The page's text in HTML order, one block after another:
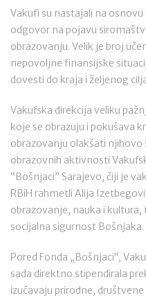
Vakufi su nastajali na
odgovor na pojavu
obrazovanju. Velik je broj
nepovoljne finansijske
dovesti do kraja i željenog
Vakufska direkcija veliku
koje se obrazuju i pokušava
obrazovanju olakšati njihovo
obrazovnih aktivnosti
“Bošnjaci” Sarajevo, čiji je
RBiH rahmetli Alija
obrazovanje, nauka i
socijalna sigurnost Bošnjaka.
Pored Fonda „Bošnjaci“,
sada direktno stipendirala
izučavaju prirodne,